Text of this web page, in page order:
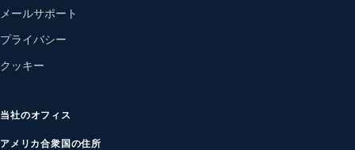
メールサポート
プライバシー
クッキー
当社のオフィス
アメリカ合衆国の住所